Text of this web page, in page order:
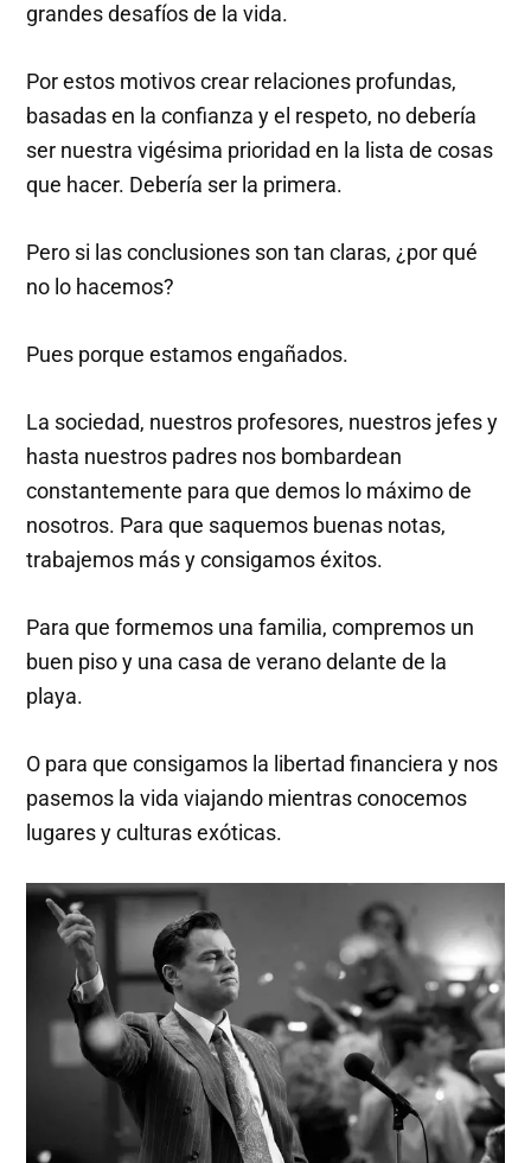
grandes desafíos de la vida.
Por estos motivos crear relaciones profundas,
basadas en la confianza y el respeto, no debería
ser nuestra vigésima prioridad en la lista de cosas
que hacer. Debería ser la primera.
Pero si las conclusiones son tan claras, ¿por qué
no lo hacemos?
Pues porque estamos engañados.
La sociedad, nuestros profesores, nuestros jefes y
hasta nuestros padres nos bombardean
constantemente para que demos lo máximo de
nosotros. Para que saquemos buenas notas,
trabajemos más y consigamos éxitos.
Para que formemos una familia, compremos un
buen piso y una casa de verano delante de la
playa.
O para que consigamos la libertad financiera y nos
pasemos la vida viajando mientras conocemos
lugares y culturas exóticas.